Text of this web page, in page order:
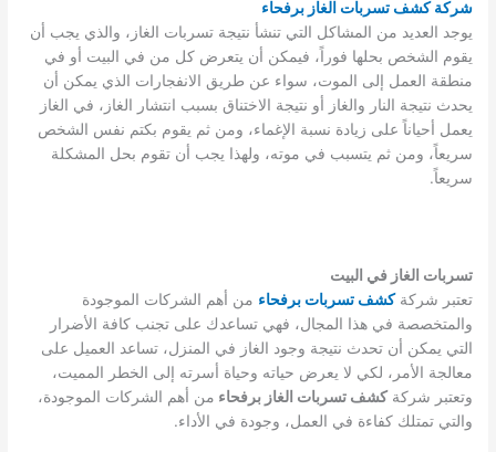
شركة كشف تسربات الغاز برفحاء
يوجد العديد من المشاكل التي تنشأ نتيجة تسربات الغاز، والذي يجب أن
يقوم الشخص بحلها فوراً، فيمكن أن يتعرض كل من في البيت أو في
منطقة العمل إلى الموت، سواء عن طريق الانفجارات الذي يمكن أن
يحدث نتيجة النار والغاز أو نتيجة الاختناق بسبب انتشار الغاز، في الغاز
يعمل أحياناً على زيادة نسبة الإغماء، ومن ثم يقوم بكتم نفس الشخص
سريعاً، ومن ثم يتسبب في موته، ولهذا يجب أن تقوم بحل المشكلة
سريعاً.
تسربات الغاز في البيت
تعتبر شركةكشف تسربات برفحاء من أهم الشركات الموجودة
والمتخصصة في هذا المجال، فهي تساعدك على تجنب كافة الأضرار
التي يمكن أن تحدث نتيجة وجود الغاز في المنزل، تساعد العميل على
معالجة الأمر، لكي لا يعرض حياته وحياة أسرته إلى الخطر المميت،
وتعتبر شركةكشف تسربات الغاز برفحاء من أهم الشركات الموجودة،
والتي تمتلك كفاءة في العمل، وجودة في الأداء.